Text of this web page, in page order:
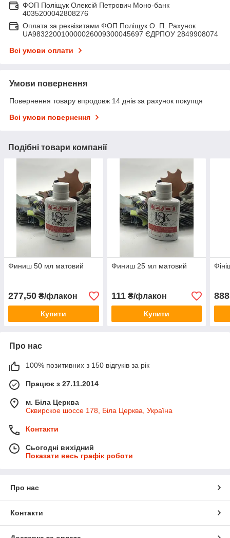
ФОП Поліщук Олексій Петрович Моно-банк
4035200042808276
Оплата за реквізитами ФОП Поліщук О. П. Рахунок
UA983220010000026009300045697 ЄДРПОУ 2849908074
Всі умови оплати
Умови повернення
Повернення товару впродовж 14 днів за рахунок покупця
Всі умови повернення
Подібні товари компанії
Финиш 50 мл матовий
277,50 ₴/флакон
Купити
Финиш 25 мл матовий
111₴/флакон
Купити
888
Про нас
100% позитивних з 150 відгуків за рік
Працює з 27.11.2014
м. Біла Церква
Сквирское шоссе 178, Біла Церква, Україна
Контакти
Сьогодні вихідний
Показати весь графік роботи
Про нас
Контакти